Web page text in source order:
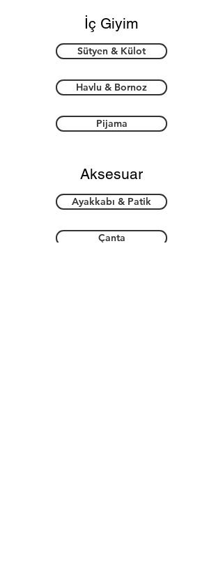
İç Giyim
Sütyen & Külot
Havlu & Bornoz
Pijama
Aksesuar
Ayakkabı & Patik
Çanta